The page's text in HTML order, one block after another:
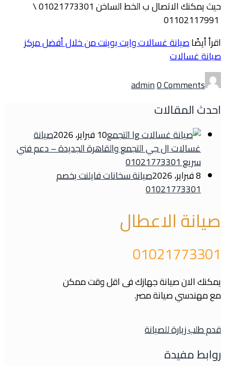
حيث يمكنك الاتصال ب الخط الساخن01021773301 \
اقرأ أيضًاصيانة غسالات وايت بوينت من خلال أفضل مركز
صيانة غسالات
Author
admin0 Comments
احدث المقالات
10 فبراير، 2026
صيانة
غسالات ال جي التجمع والقاهرة الجديدة – دعم فني
سريع 01021773301
8 فبراير، 2026
صيانة سخانات فايلنت بخصم
01021773301
صيانة الاعطال
01021773301
يمكنك الان صيانة جهازك فى اقل وقت ممكن
مع مهندسي صيانة مصر.
قدم طلب زيارة للصيانة
روابط مفيدة